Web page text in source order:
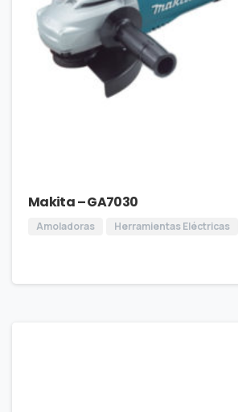
Makita – GA7030
Amoladoras Herramientas Eléctricas